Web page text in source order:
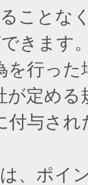
ことな
きます
を行った
が定め
付与さ
、ポイ